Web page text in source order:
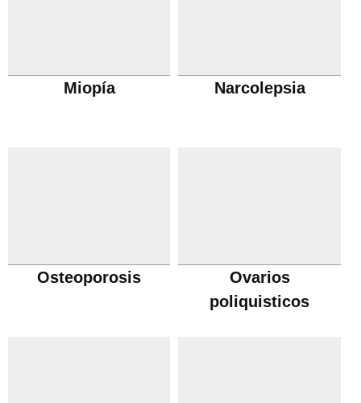
Miopía Narcolepsia
Osteoporosis
Ovarios
poliquisticos